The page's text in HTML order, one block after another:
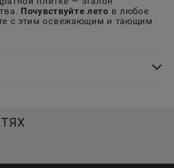
Почувствуйте лето в любое
с этим освежающим и тающим